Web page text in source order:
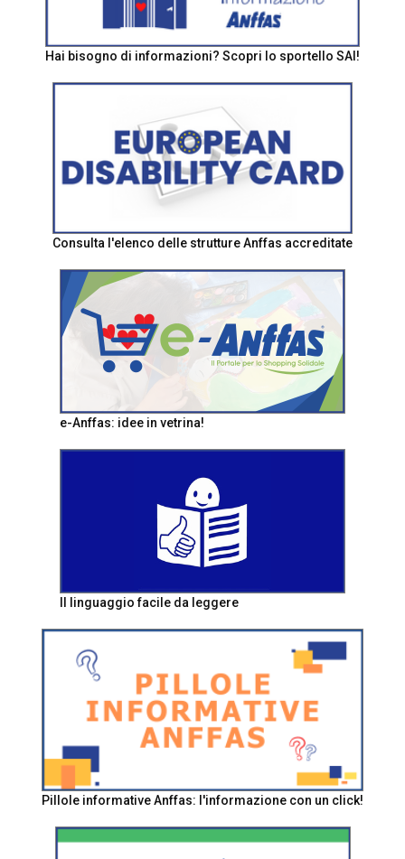
Hai bisogno di informazioni? Scopri lo sportello SAI!
Consulta l'elenco delle strutture Anffas accreditate
e-Anffas: idee in vetrina!
Il linguaggio facile da leggere
Pillole informative Anffas: l'informazione con un click!